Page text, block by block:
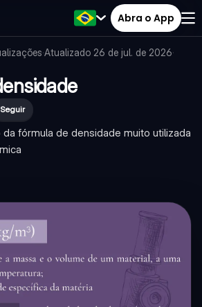
Abra o App
·Atualizado 26 de jul. de 2026·
Seguir
fórmula de densidade muito utilizada